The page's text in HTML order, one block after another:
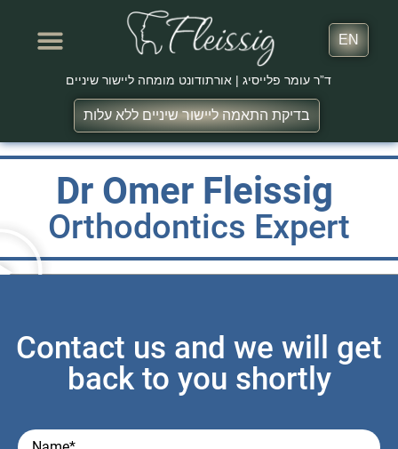
EN
ד”ר עומר פלייסיג | אורתודונט מומחה ליישור שיניים
בדיקת התאמה ליישור שיניים ללא עלות
Dr Omer Fleissig
Orthodontics Expert
Contact us and we will get
back to you shortly